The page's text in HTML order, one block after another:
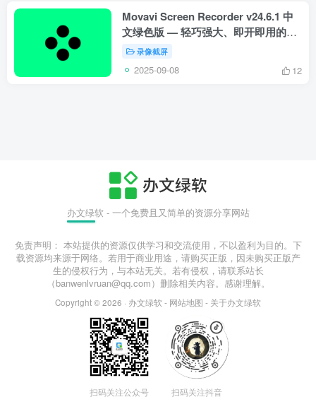
Movavi Screen Recorder v24.6.1 中
文绿色版 — 轻巧强大、即开即用的专
业级屏幕录制工具
录像截屏
2025-09-08 12
办文绿软 - 一个免费且又简单的资源分享网站
免责声明： 本站提供的资源仅供学习和交流使用，不以盈利为目的。下
载资源均来源于网络。若用于商业用途，请购买正版，因未购买正版产
生的侵权行为，与本站无关。若有侵权，请联系站长
（banwenlvruan@qq.com）删除相关内容。感谢理解。
Copyright © 2026 · 办文绿软 - 网站地图 - 关于办文绿软
扫码关注公众号 扫码关注抖音